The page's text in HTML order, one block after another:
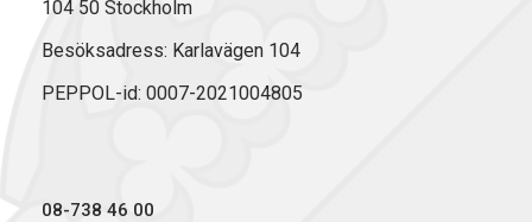
104 50 Stockholm
Besöksadress: Karlavägen 104
PEPPOL-id: 0007-2021004805
08-738 46 00